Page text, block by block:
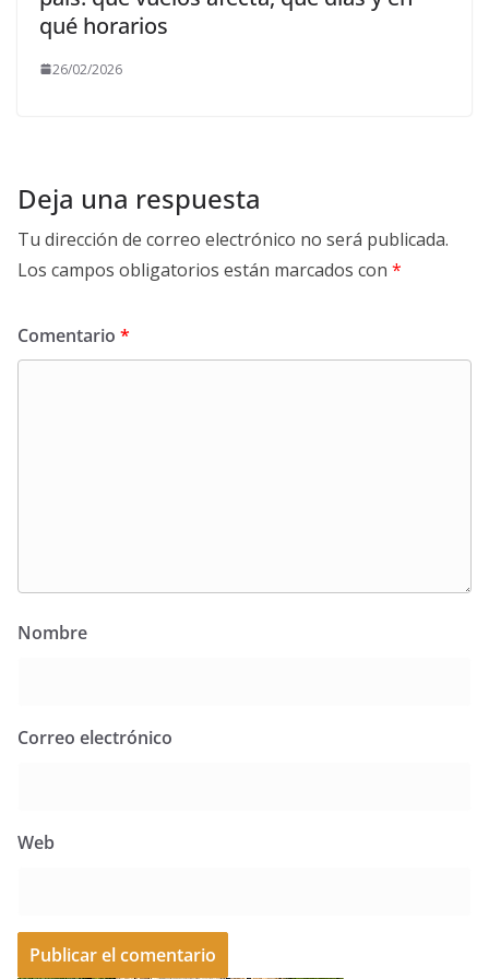
qué horarios
26/02/2026
Deja una respuesta
Tu dirección de correo electrónico no será publicada.
Los campos obligatorios están marcados con *
Comentario *
Nombre
Correo electrónico
Web